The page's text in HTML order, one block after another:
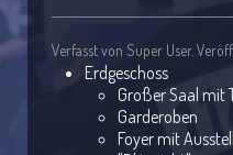
Verfasst von Super User.
Erdgeschoss
Großer Saal mit
Garderoben
Foyer mit